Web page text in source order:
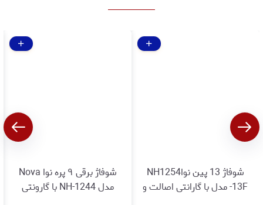
شوفاژ 13 پین نواNH1254
-13F مدل با گارانتی اصالت و
شوفاژ برقی ۹ پره نوا Nova
مدل NH-1244 با گارونتی